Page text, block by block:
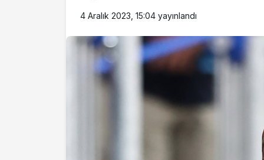
4 Aralık 2023, 15:04 yayınlandı